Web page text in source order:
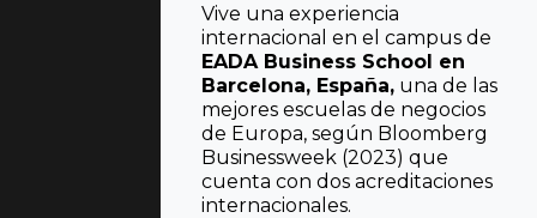
Vive una experiencia
internacional en el campus de
EADA Business School en
Barcelona, España,una de las
mejores escuelas de negocios
de Europa, según Bloomberg
Businessweek (2023) que
cuenta con dos acreditaciones
internacionales.